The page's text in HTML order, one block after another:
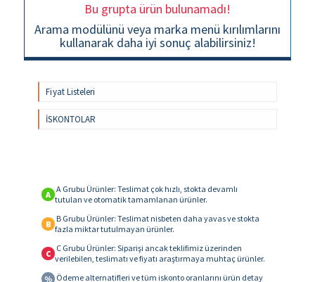
Bu grupta ürün bulunamadı!
Arama modülünü veya marka menü kırılımlarını
kullanarak daha iyi sonuç alabilirsiniz!
Fiyat Listeleri
İSKONTOLAR
A A Grubu Ürünler: Teslimat çok hızlı, stokta devamlı
tutulan ve otomatik tamamlanan ürünler.
B B Grubu Ürünler: Teslimat nisbeten daha yavas ve stokta
fazla miktar tutulmayan ürünler.
C C Grubu Ürünler: Siparişi ancak teklifimiz üzerinden
verilebilen, teslimatı ve fiyatı araştırmaya muhtaç ürünler.
% Ödeme alternatifleri ve tüm iskonto oranlarını ürün detay